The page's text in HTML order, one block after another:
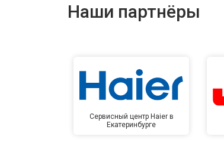
Наши партнёры
Сервисный центр Haier в
Екатеринбурге